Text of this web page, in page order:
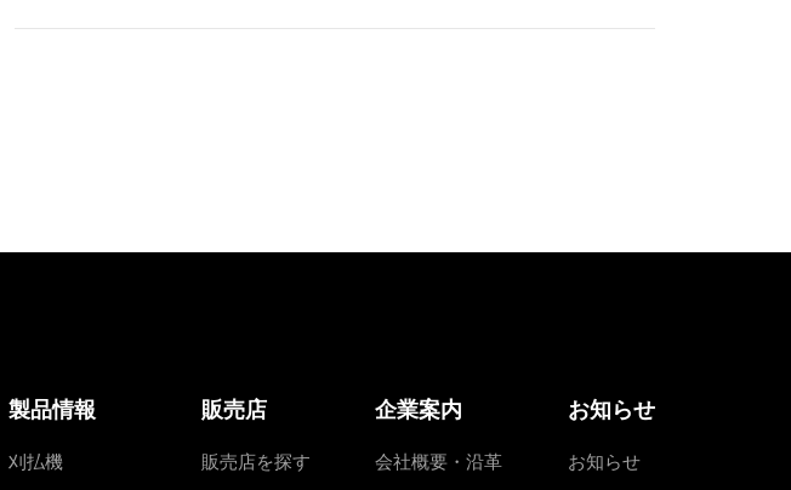
製品情報
刈払機
販売店
販売店を探す
企業案内
会社概要・沿革
お知らせ
お知らせ